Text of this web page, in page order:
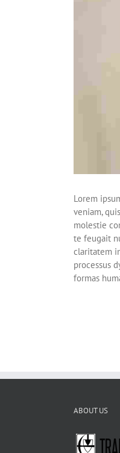
Lorem
veniam,
molestie
te feugait
claritatem
processus
formas
ABOUT US